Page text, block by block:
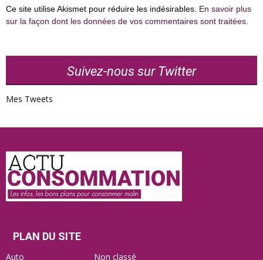
Ce site utilise Akismet pour réduire les indésirables. En savoir plus
sur la façon dont les données de vos commentaires sont traitées
Suivez-nous sur Twitter
Mes Tweets
PLAN DU SITE
Auto Non classé